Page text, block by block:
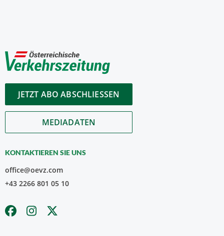
JETZT ABO ABSCHLIESSEN
MEDIADATEN
KONTAKTIEREN SIE UNS
office@oevz.com
+43 2266 801 05 10